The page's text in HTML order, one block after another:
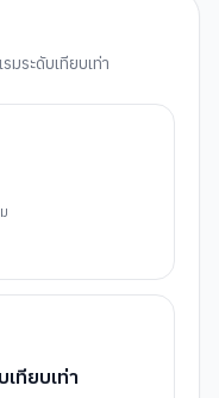
มระดับเทียบเท่า
เทียบเท่า